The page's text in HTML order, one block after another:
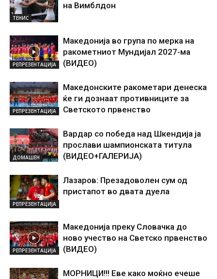
ТЕНИС
на Вимблдон
РЕПРЕЗЕНТАЦИЈА
Македонија во група по мерка на
ракометниот Мундијал 2027-ма
(ВИДЕО)
РЕПРЕЗЕНТАЦИЈА
Македонските ракометари денеска
ќе ги дознаат противниците за
Светското првенство
ДОМАШЕН
Вардар со победа над Шкендија ја
прослави шампионската титула
(ВИДЕО+ГАЛЕРИЈА)
РЕПРЕЗЕНТАЦИЈА
Лазаров: Презадоволен сум од
пристапот во двата дуела
РЕПРЕЗЕНТАЦИЈА
Македонија преку Словачка до
ново учество на Светско првенство
(ВИДЕО)
МОРНИЦИ!!! Еве како моќно ечеше